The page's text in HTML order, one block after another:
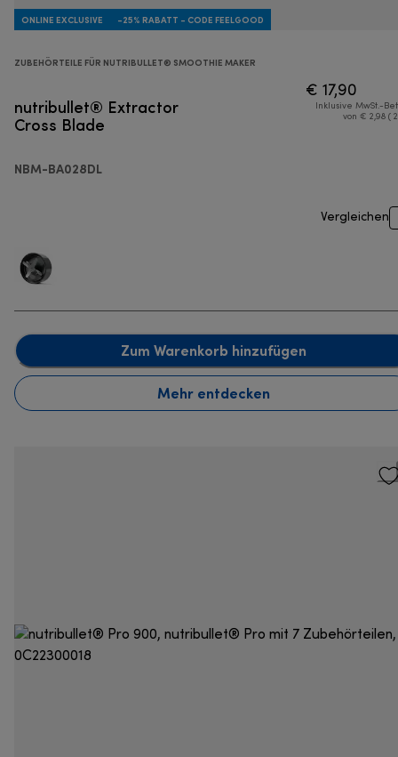
ONLINE EXCLUSIVE -25% RABATT - CODE FEELGOOD
ZUBEHÖRTEILE FÜR NUTRIBULLET® SMOOTHIE MAKER
nutribullet® Extractor
Cross Blade
NBM-BA028DL
€ 17,90
Inklusive MwSt.-
von € 2,98 (
Vergleichen
Zum Warenkorb hinzufügen
Mehr entdecken